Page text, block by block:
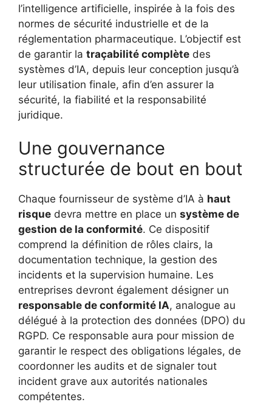
l’intelligence artificielle, inspirée à la fois des
normes de sécurité industrielle et de la
réglementation pharmaceutique. L’objectif est
de garantir la traçabilité complète des
systèmes d’IA, depuis leur conception jusqu’à
leur utilisation finale, afin d’en assurer la
sécurité, la fiabilité et la responsabilité
juridique.
Une gouvernance
structurée de bout en bout
Chaque fournisseur de système d’IA à haut
risque devra mettre en place un système de
gestion de la conformité. Ce dispositif
comprend la définition de rôles clairs, la
documentation technique, la gestion des
incidents et la supervision humaine. Les
entreprises devront également désigner un
responsable de conformité IA, analogue au
délégué à la protection des données (DPO) du
RGPD. Ce responsable aura pour mission de
garantir le respect des obligations légales, de
coordonner les audits et de signaler tout
incident grave aux autorités nationales
compétentes.